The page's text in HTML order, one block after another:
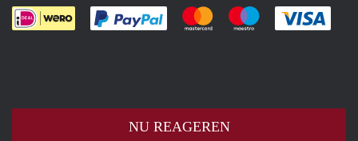
NU REAGEREN
Je rekent gemakkelijk af met Paypal
Je rekent gemakkelijk af met
Je rekent